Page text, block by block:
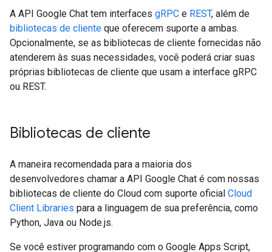
A API Google Chat tem interfaces gRPC e REST, além de
bibliotecas de cliente que oferecem suporte a ambas.
Opcionalmente, se as bibliotecas de cliente fornecidas não
atenderem às suas necessidades, você poderá criar suas
próprias bibliotecas de cliente que usam a interface gRPC
ou REST.
Bibliotecas de cliente
A maneira recomendada para a maioria dos
desenvolvedores chamar a API Google Chat é com nossas
bibliotecas de cliente do Cloud com suporte oficial Cloud
Client Libraries para a linguagem de sua preferência, como
Python, Java ou Node.js.
Se você estiver programando com o Google Apps Script,